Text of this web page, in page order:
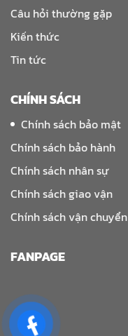
Câu hỏi thường gặp
Kiến thức
Tin tức
CHÍNH SÁCH
Chính sách bảo mật
Chính sách bảo hành
Chính sách nhân sự
Chính sách giao vận
Chính sách vận chuyển
FANPAGE